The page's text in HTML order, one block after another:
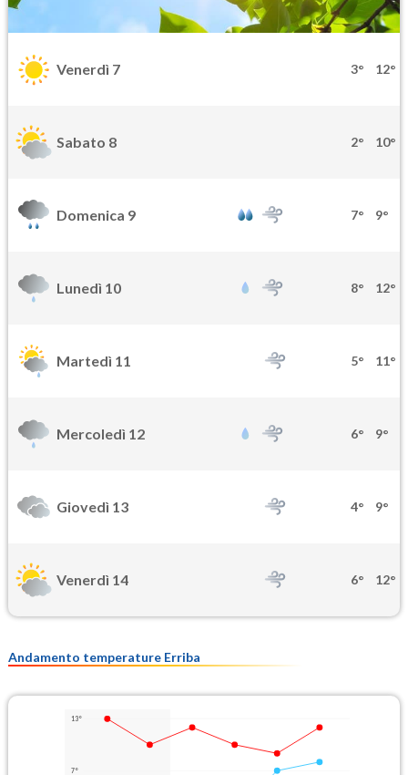
Venerdì 7 3° 12°
Sabato 8 2° 10°
Domenica 9 7° 9°
Lunedì 10 8° 12°
Martedì 11 5° 11°
Mercoledì 12 6° 9°
Giovedì 13 4° 9°
Venerdì 14 6° 12°
Andamento temperature Erriba
13°
7°